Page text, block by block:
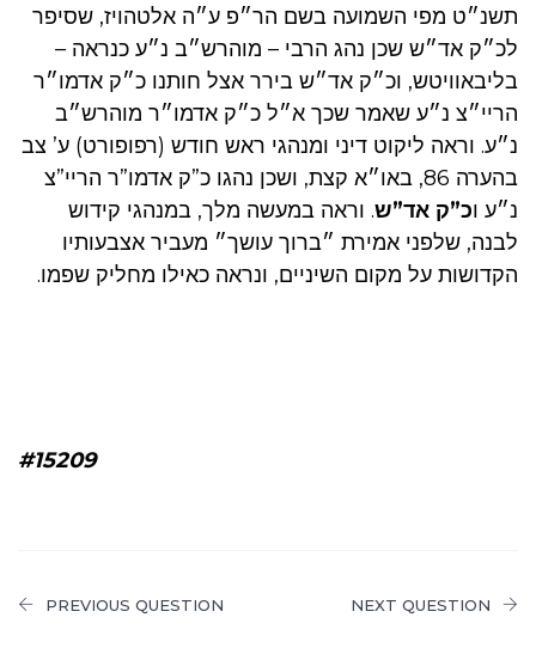
תשנ״ט מפי השמועה בשם הר״פ ע״ה אלטהויז, שסיפר
לכ״ק אד״ש שכן נהג הרבי – מוהרש״ב נ״ע כנראה –
בליבאוויטש, וכ״ק אד״ש בירר אצל חותנו כ״ק אדמו״ר
הריי״צ נ״ע שאמר שכך א״ל כ״ק אדמו״ר מוהרש״ב
נ״ע. וראה ליקוט דיני ומנהגי ראש חודש (רפופורט) ע’ צב
בהערה 86, באו״א קצת, ושכן נהגו כ”ק אדמו”ר הריי”צ
נ״ע וכ”ק אד”ש. וראה במעשה מלך, במנהגי קידוש
לבנה, שלפני אמירת ״ברוך עושך״ מעביר אצבעותיו
הקדושות על מקום השיניים, ונראה כאילו מחליק שפמו.
#15209
PREVIOUS QUESTION NEXT QUESTION